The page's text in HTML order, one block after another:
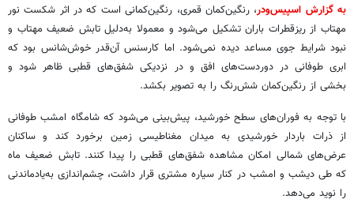
به گزارش اسپیس‌ودر، رنگین‌کمان قمری، رنگین‌کمانی است که در اثر شکست نور
مهتاب از ریزقطرات باران تشکیل می‌شود و معمولا به‌دلیل تابش ضعیف مهتاب و
نبود شرایط جوی مساعد دیده نمی‌شود. اما کارسنس آن‌قدر خوش‌شانس بود که
ابری طوفانی در دوردست‌های افق و در نزدیکی شفق‌های قطبی ظاهر شود و
بخشی از رنگین‌کمان شش‌رنگ را به تصویر بکشد.
با توجه به فوران‌های سطح خورشید، پیش‌بینی می‌شود که شامگاه امشب طوفانی
از ذرات باردار خورشیدی به میدان مغناطیسی زمین برخورد کند و ساکنان
عرض‌های شمالی امکان مشاهده شفق‌های قطبی را پیدا کنند. تابش ضعیف ماه
که طی دیشب و امشب در کنار سیاره مشتری قرار داشت، چشم‌اندازی به‌یادماندنی
را نوید می‌دهد.